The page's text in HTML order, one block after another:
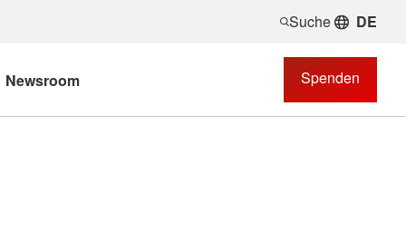
Suche DE
Newsroom Spenden